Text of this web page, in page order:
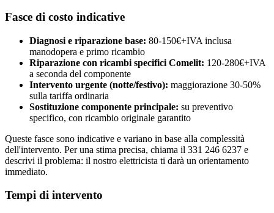
Fasce di costo indicative
Diagnosi e riparazione base: 80-150€+IVA inclusa
manodopera e primo ricambio
Riparazione con ricambi specifici Comelit: 120-280€+IVA
a seconda del componente
Intervento urgente (notte/festivo): maggiorazione 30-50%
sulla tariffa ordinaria
Sostituzione componente principale: su preventivo
specifico, con ricambio originale garantito
Queste fasce sono indicative e variano in base alla complessità
dell'intervento. Per una stima precisa, chiama il 331 246 6237 e
descrivi il problema: il nostro elettricista ti darà un orientamento
immediato.
Tempi di intervento